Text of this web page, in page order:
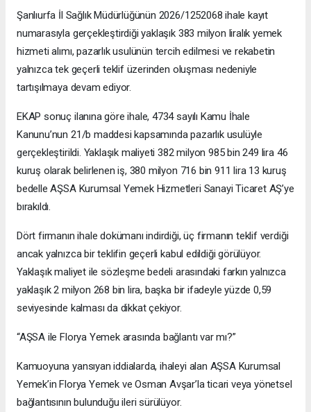
Şanlıurfa İl Sağlık Müdürlüğünün 2026/1252068 ihale kayıt
numarasıyla gerçekleştirdiği yaklaşık 383 milyon liralık yemek
hizmeti alımı, pazarlık usulünün tercih edilmesi ve rekabetin
yalnızca tek geçerli teklif üzerinden oluşması nedeniyle
tartışılmaya devam ediyor.
EKAP sonuç ilanına göre ihale, 4734 sayılı Kamu İhale
Kanunu’nun 21/b maddesi kapsamında pazarlık usulüyle
gerçekleştirildi. Yaklaşık maliyeti 382 milyon 985 bin 249 lira 46
kuruş olarak belirlenen iş, 380 milyon 716 bin 911 lira 13 kuruş
bedelle AŞSA Kurumsal Yemek Hizmetleri Sanayi Ticaret AŞ’ye
bırakıldı.
Dört firmanın ihale dokümanı indirdiği, üç firmanın teklif verdiği
ancak yalnızca bir teklifin geçerli kabul edildiği görülüyor.
Yaklaşık maliyet ile sözleşme bedeli arasındaki farkın yalnızca
yaklaşık 2 milyon 268 bin lira, başka bir ifadeyle yüzde 0,59
seviyesinde kalması da dikkat çekiyor.
“AŞSA ile Florya Yemek arasında bağlantı var mı?”
Kamuoyuna yansıyan iddialarda, ihaleyi alan AŞSA Kurumsal
Yemek’in Florya Yemek ve Osman Avşar’la ticari veya yönetsel
bağlantısının bulunduğu ileri sürülüyor.